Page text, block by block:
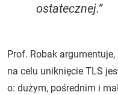
ostatecznej.”
Prof. Robak
na celu uniknięcie TLS
o: dużym, pośrednim i